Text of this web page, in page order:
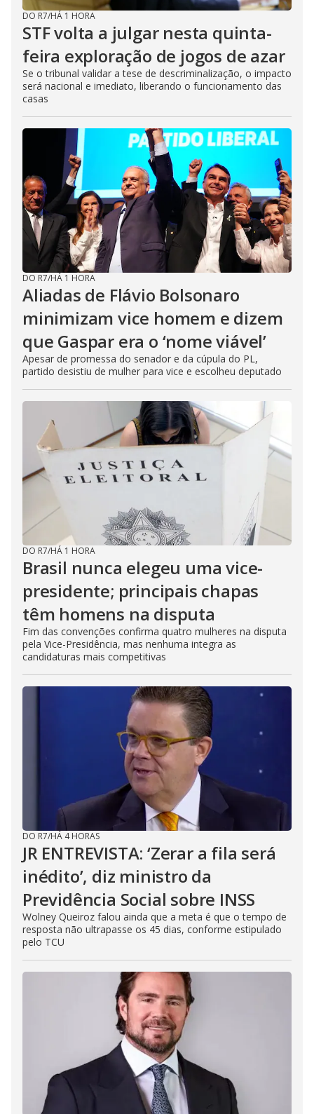
DO R7/HÁ 1 HORA
STF volta a julgar nesta quinta-
feira exploração de jogos de azar
Se o tribunal validar a tese de descriminalização, o impacto
será nacional e imediato, liberando o funcionamento das
casas
DO R7/HÁ 1 HORA
Aliadas de Flávio Bolsonaro
minimizam vice homem e dizem
que Gaspar era o ‘nome viável’
Apesar de promessa do senador e da cúpula do PL,
partido desistiu de mulher para vice e escolheu deputado
DO R7/HÁ 1 HORA
Brasil nunca elegeu uma vice-
presidente; principais chapas
têm homens na disputa
Fim das convenções confirma quatro mulheres na disputa
pela Vice-Presidência, mas nenhuma integra as
candidaturas mais competitivas
DO R7/HÁ 4 HORAS
JR ENTREVISTA: ‘Zerar a fila será
inédito’, diz ministro da
Previdência Social sobre INSS
Wolney Queiroz falou ainda que a meta é que o tempo de
resposta não ultrapasse os 45 dias, conforme estipulado
pelo TCU